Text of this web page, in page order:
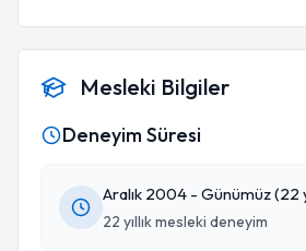
Mesleki Bilgiler
Deneyim Süresi
Aralık 2004 - Günümüz (22
22 yıllık mesleki deneyim